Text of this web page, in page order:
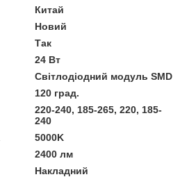
Китай
Новий
Так
24 Вт
Світлодіодний модуль SMD
120 град.
220-240, 185-265, 220, 185-
240
5000K
2400 лм
Накладний